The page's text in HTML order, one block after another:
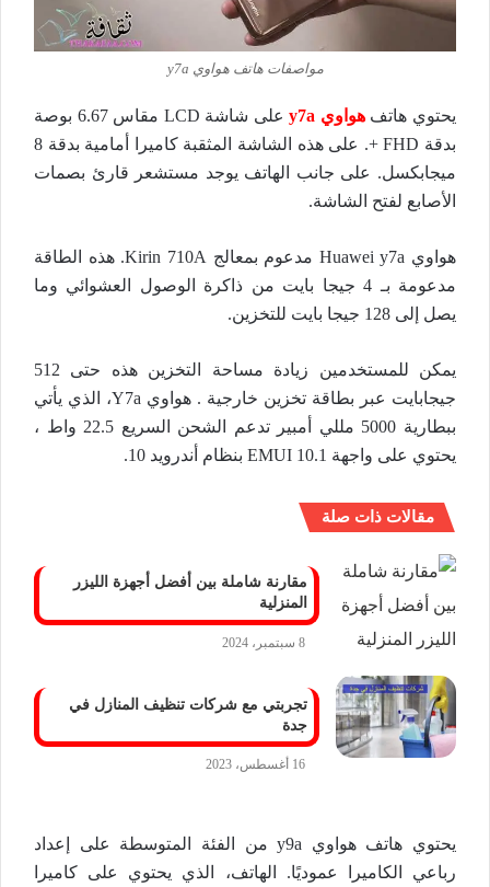
مواصفات هاتف هواوي y7a
يحتوي هاتفهواوي y7a
على شاشة LCD مقاس 6.67 بوصة
بدقة FHD +. على هذه الشاشة المثقبة كاميرا أمامية بدقة 8
ميجابكسل. على جانب الهاتف يوجد مستشعر قارئ بصمات
الأصابع لفتح الشاشة.
هواوي Huawei y7a مدعوم بمعالج Kirin 710A. هذه الطاقة
مدعومة بـ 4 جيجا بايت من ذاكرة الوصول العشوائي وما
يصل إلى 128 جيجا بايت للتخزين.
يمكن للمستخدمين زيادة مساحة التخزين هذه حتى 512
جيجابايت عبر بطاقة تخزين خارجية . هواوي Y7a، الذي يأتي
ببطارية 5000 مللي أمبير تدعم الشحن السريع 22.5 واط ،
يحتوي على واجهة EMUI 10.1 بنظام أندرويد 10.
مقالات ذات صلة
مقارنة شاملة بين أفضل أجهزة الليزر
المنزلية
8 سبتمبر، 2024
تجربتي مع شركات تنظيف المنازل في
جدة
16 أغسطس، 2023
يحتوي هاتف هواوي y9a من الفئة المتوسطة على إعداد
رباعي الكاميرا عموديًا. الهاتف، الذي يحتوي على كاميرا